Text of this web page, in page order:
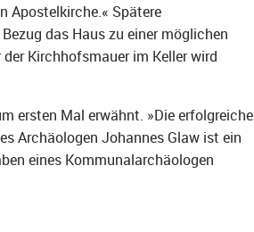
Apostelkirche.« Spätere
das Haus zu einer möglichen
Kirchhofsmauer im Keller wird
ersten Mal erwähnt. »Die erfolgreiche
Archäologen Johannes Glaw ist ein
eines Kommunalarchäologen